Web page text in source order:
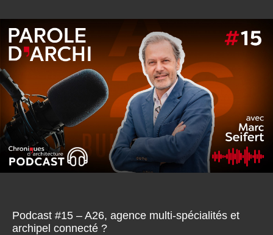
Podcast #15 – A26, agence multi-spécialités et
archipel connecté ?